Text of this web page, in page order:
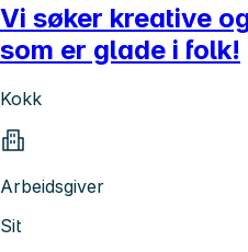
Vi søker kreative
som er glade i folk!
Kokk
Arbeidsgiver
Sit